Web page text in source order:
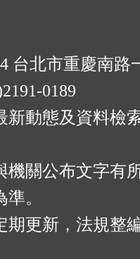
台北市重慶南路
0189
新動態及資料檢
機關公布文字有
。
期更新，法規整